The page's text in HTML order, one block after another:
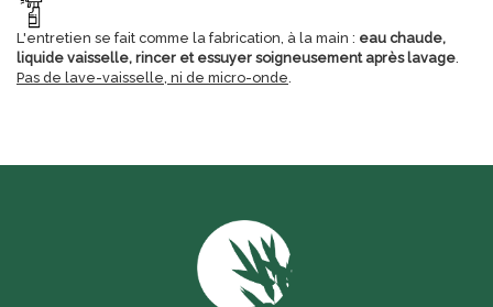
L'entretien se fait comme la fabrication, à la main : eau chaude,
liquide vaisselle, rincer et essuyer soigneusement après lavage
Pas de lave-vaisselle, ni de micro-onde